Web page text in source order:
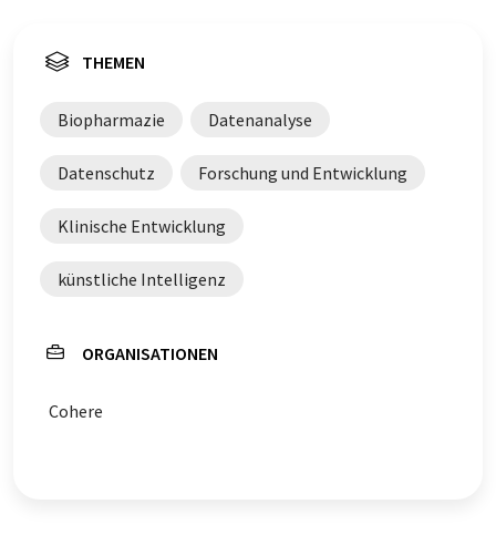
THEMEN
Biopharmazie Datenanalyse
Datenschutz Forschung und Entwicklung
Klinische Entwicklung
künstliche Intelligenz
ORGANISATIONEN
Cohere